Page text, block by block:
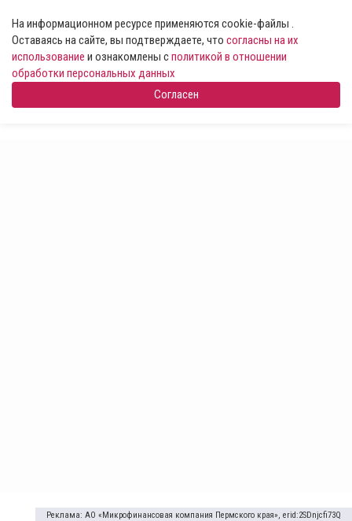
На информационном ресурсе применяются cookie-файлы .
Оставаясь на сайте, вы подтверждаете, что согласны на их
использование и ознакомлены сполитикой в отношении
обработки персональных данных
Согласен
Реклама: АО «Микрофинансовая компания Пермского края», erid:2SDnjcfi73Q